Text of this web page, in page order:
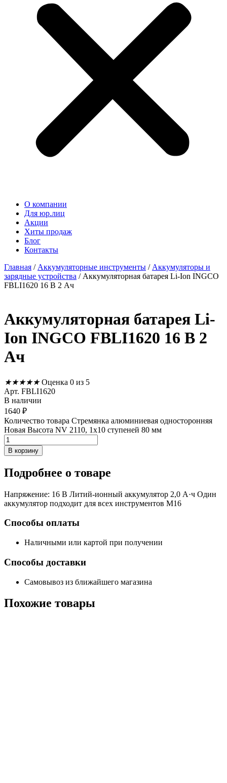
О компании
Для юр.лиц
Акции
Хиты продаж
Блог
Контакты
Главная / Аккумуляторные инструменты / Аккумуляторы и
зарядные устройства / Аккумуляторная батарея Li-Ion INGCO
FBLI1620 16 В 2 Ач
Аккумуляторная батарея Li-
Ion INGCO FBLI1620 16 В 2
Ач
★★★★★ Оценка 0 из 5
Арт. FBLI1620
В наличии
1640 ₽
Количество товара Стремянка алюминиевая односторонняя
Новая Высота NV 2110, 1х10 ступеней 80 мм
В корзину
Подробнее о товаре
Напряжение: 16 В Литий-ионный аккумулятор 2,0 А·ч Один
аккумулятор подходит для всех инструментов M16
Способы оплаты
Наличными или картой при получении
Способы доставки
Самовывоз из ближайшего магазина
Похожие товары